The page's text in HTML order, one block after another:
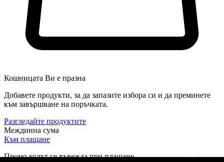
Кошницата Ви е празна
Добавете продукти, за да запазите избора си и да преминете
към завършване на поръчката.
Разгледайте продуктите
Междинна сума
Към плащане
Промо кодът се въвежда при плащане.